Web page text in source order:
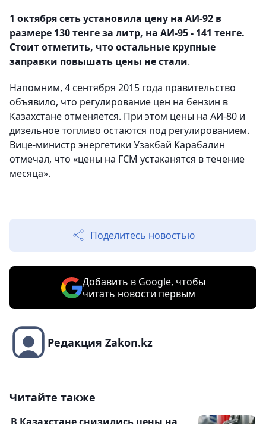
1 октября сеть установила цену на АИ-92 в
размере 130 тенге за литр, на АИ-95 - 141 тенге.
Стоит отметить, что остальные крупные
заправки повышать цены не стали.
Напомним, 4 сентября 2015 года правительство
объявило, что регулирование цен на бензин в
Казахстане отменяется. При этом цены на АИ-80 и
дизельное топливо остаются под регулированием.
Вице-министр энергетики Узакбай Карабалин
отмечал, что «цены на ГСМ устаканятся в течение
месяца».
Поделитесь новостью
Добавить в Google, чтобы
читать новости первым
Редакция Zakon.kz
Читайте также